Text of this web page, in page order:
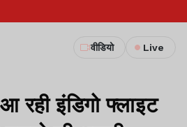
वीडियो Live
रही इंडिगो फ्लाइट